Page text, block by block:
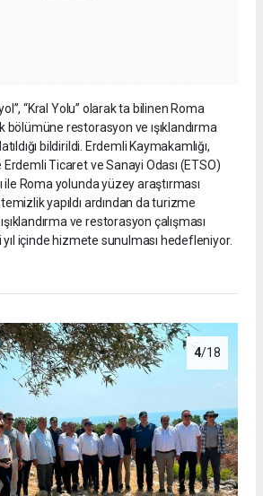
“Kral Yolu” olarak ta bilinen Roma
restorasyon ve ışıklandırma
bildirildi. Erdemli Kaymakamlığı,
Ticaret ve Sanayi Odası (ETSO)
ile Roma yolunda yüzey araştırması
yapıldı ardından da turizme
ve restorasyon çalışması
yıl içinde hizmete sunulması hedefleniyor.
4/18